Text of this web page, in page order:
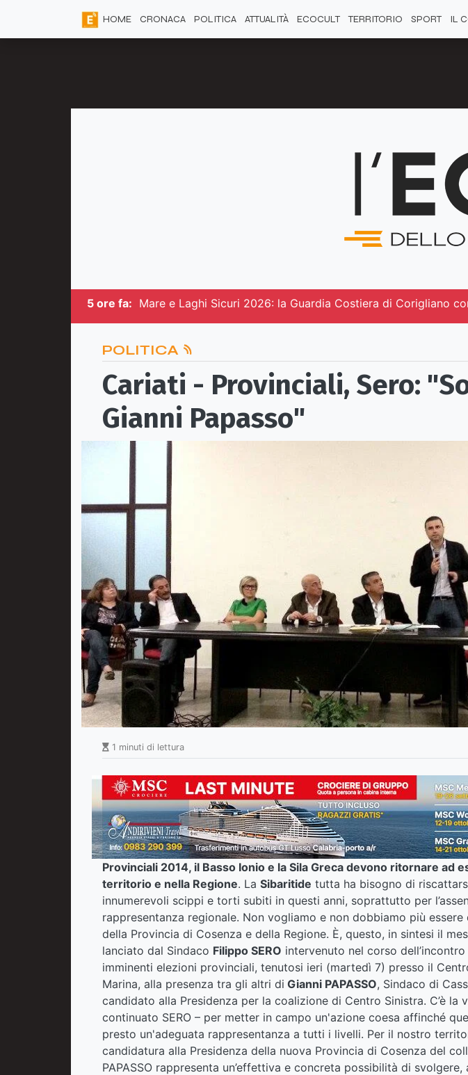
HOME CRONACA POLITICA ATTUALITÀ ECOCULT TERRITORIO SPORT IL
5 ore fa: Mare e Laghi Sicuri 2026: la Guardia Costiera di Corigliano
POLITICA
Cariati - Provinciali, Sero:
Gianni Papasso"
1 minuti di lettura
Provinciali 2014, il Basso Ionio e la Sila Greca devono ritornare ad
territorio e nella Regione. La Sibaritide tutta ha bisogno di
innumerevoli scippi e torti subiti in questi anni, soprattutto per
rappresentanza regionale. Non vogliamo e non dobbiamo più
della Provincia di Cosenza e della Regione. È, questo, in sintesi il
lanciato dal Sindaco Filippo SERO intervenuto nel corso
imminenti elezioni provinciali, tenutosi ieri (martedì 7) presso il
Marina, alla presenza tra gli altri di Gianni PAPASSO, Sindaco di
candidato alla Presidenza per la coalizione di Centro Sinistra. C’è la
continuato SERO – per metter in campo un'azione coesa affinché
presto un'adeguata rappresentanza a tutti i livelli. Per il nostro
candidatura alla Presidenza della nuova Provincia di Cosenza del
PAPASSO rappresenta un’effettiva e concreta possibilità di svolgere,